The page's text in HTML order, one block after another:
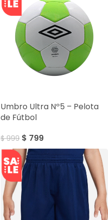
Umbro Ultra Nº5 – Pelota
de Fútbol
$999 $ 799